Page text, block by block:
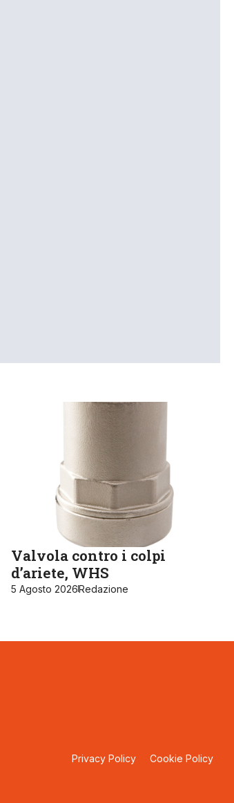
Valvola contro i colpi
d’ariete, WHS
5 Agosto 2026Redazione
Privacy Policy Cookie Policy